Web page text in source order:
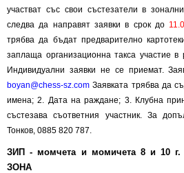
участват със свои състезатели в
следва да направят заявки в срок до
трябва да бъдат предварително
заплаща организационна такса участие
Индивидуални заявки не се приемат.
boyan@chess-sz.com Заявката трябва да
имена; 2. Дата на раждане; 3. Клубна
състезава съответния участник. За
Тонков, 0885 820 787.
ЗИП - момчета и момичета 8 и 10
ЗОНА